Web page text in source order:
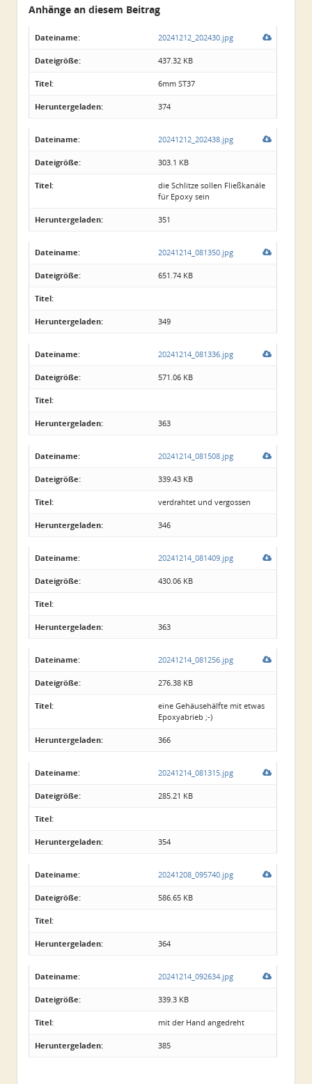
Anhänge an diesem Beitrag
Dateiname: 20241212_202430.jpg
Dateigröße: 437.32 KB
Titel: 6mm ST37
Heruntergeladen: 374
Dateiname: 20241212_202438.jpg
Dateigröße: 303.1 KB
Titel:
die Schlitze sollen Fließkanäle
für Epoxy sein
Heruntergeladen: 351
Dateiname: 20241214_081350.jpg
Dateigröße: 651.74 KB
Titel:
Heruntergeladen: 349
Dateiname: 20241214_081336.jpg
Dateigröße: 571.06 KB
Titel:
Heruntergeladen: 363
Dateiname: 20241214_081508.jpg
Dateigröße: 339.43 KB
Titel: verdrahtet und vergossen
Heruntergeladen: 346
Dateiname: 20241214_081409.jpg
Dateigröße: 430.06 KB
Titel:
Heruntergeladen: 363
Dateiname: 20241214_081256.jpg
Dateigröße: 276.38 KB
Titel:
eine Gehäusehälfte mit etwas
Epoxyabrieb ;-)
Heruntergeladen: 366
Dateiname: 20241214_081315.jpg
Dateigröße: 285.21 KB
Titel:
Heruntergeladen: 354
Dateiname: 20241208_095740.jpg
Dateigröße: 586.65 KB
Titel:
Heruntergeladen: 364
Dateiname: 20241214_092634.jpg
Dateigröße: 339.3 KB
Titel: mit der Hand angedreht
Heruntergeladen: 385